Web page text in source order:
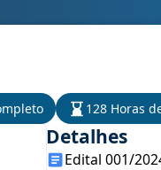
128 Horas
Detalhes
Edital 001/